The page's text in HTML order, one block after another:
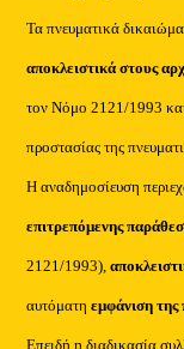
Τα πνευματικά
αποκλειστικά στους
τον Νόμο 2121/1993
προστασίας της
Η αναδημοσίευση
επιτρεπόμενης
2121/1993),
αυτόματηεμφάνιση
Επειδή η διαδικασία